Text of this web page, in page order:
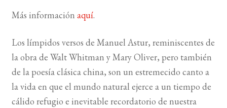
Más información aquí.
Los límpidos versos de Manuel Astur, reminiscentes de
la obra de Walt Whitman y Mary Oliver, pero también
de la poesía clásica china, son un estremecido canto a
la vida en que el mundo natural ejerce a un tiempo de
cálido refugio e inevitable recordatorio de nuestra